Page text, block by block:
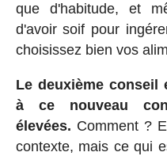
que d'habitude, et
d'avoir soif pour
choisissez bien vos
Le deuxième conseil
à ce nouveau
élevées. Comment ?
contexte, mais ce qui